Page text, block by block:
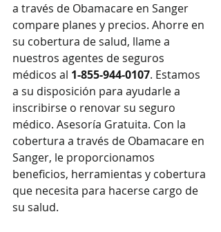
a través de Obamacare en Sanger
compare planes y precios. Ahorre en
su cobertura de salud, llame a
nuestros agentes de seguros
médicos al 1-855-944-0107. Estamos
a su disposición para ayudarle a
inscribirse o renovar su seguro
médico. Asesoría Gratuita. Con la
cobertura a través de Obamacare en
Sanger, le proporcionamos
beneficios, herramientas y cobertura
que necesita para hacerse cargo de
su salud.